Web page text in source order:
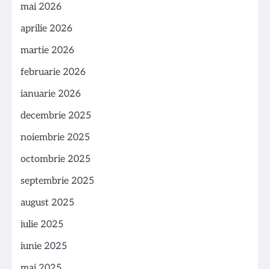
mai 2026
aprilie 2026
martie 2026
februarie 2026
ianuarie 2026
decembrie 2025
noiembrie 2025
octombrie 2025
septembrie 2025
august 2025
iulie 2025
iunie 2025